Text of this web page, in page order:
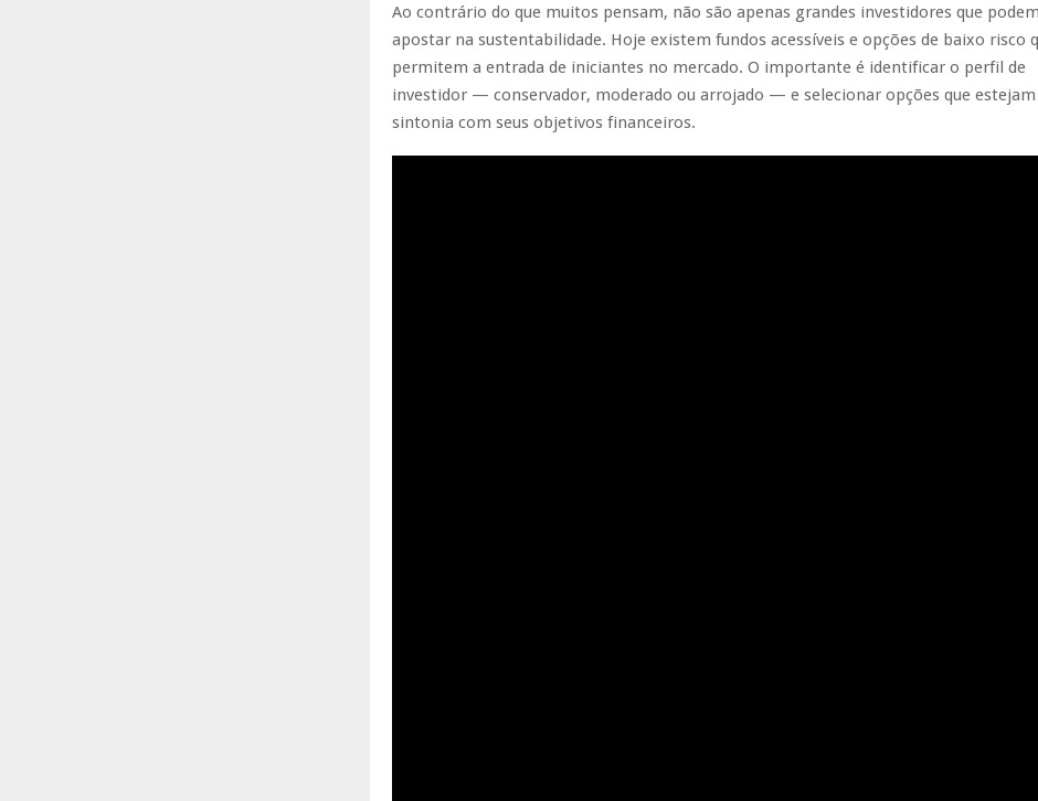
Ao contrário do que muitos pensam, não são apenas grandes investidores que podem
apostar na sustentabilidade. Hoje existem fundos acessíveis e opções de baixo risco
permitem a entrada de iniciantes no mercado. O importante é identificar o perfil de
investidor — conservador, moderado ou arrojado — e selecionar opções que
sintonia com seus objetivos financeiros.